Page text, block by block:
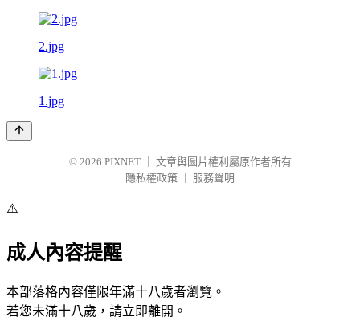
2.jpg
1.jpg
© 2026 PIXNET
文章與圖片權利屬原作者所有
隱私權政策
服務聲明
⚠️
成人內容提醒
本部落格內容僅限年滿十八歲者瀏覽。
若您未滿十八歲，請立即離開。